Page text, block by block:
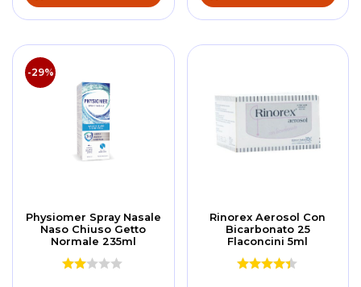
-29%
Physiomer Spray Nasale
Naso Chiuso Getto
Normale 235ml
Rinorex Aerosol Con
Bicarbonato 25
Flaconcini 5ml